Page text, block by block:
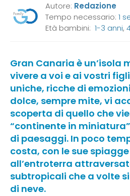
Autore: Redazione
Tempo necessario: 1
Età bambini: 1-3 anni,
Gran Canaria è un’isola
vivere a voi e ai vostri
uniche, ricche di
dolce, sempre mite, vi
scoperta di quello che
“continente in
di paesaggi. In poco
costa, con le sue
all’entroterra
subtropicali che a volte
di neve.